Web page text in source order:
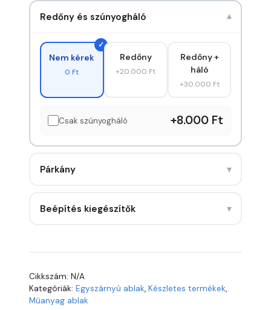
Redőny és szúnyogháló ▾
Nem kérek
0 Ft
Redőny
+20.000 Ft
Redőny +
háló
+30.000 Ft
Csak szúnyogháló +8.000 Ft
Párkány ▾
Beépítés kiegészítők ▾
Cikkszám: N/A
Kategóriák: Egyszárnyú ablak, Készletes termékek,
Műanyag ablak